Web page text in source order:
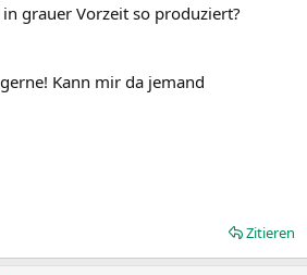
grauer Vorzeit so produziert?
Kann mir da jemand
Zitieren